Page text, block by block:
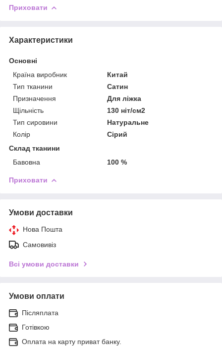
Приховати
Характеристики
Основні
Країна виробник
Китай
Тип тканини
Сатин
Призначення
Для ліжка
Щільність
130 ніт/см2
Тип сировини
Натуральне
Колір
Сірий
Склад тканини
Бавовна
100 %
Приховати
Умови доставки
Нова Пошта
Самовивіз
Всі умови доставки
Умови оплати
Післяплата
Готівкою
Оплата на карту приват банку.